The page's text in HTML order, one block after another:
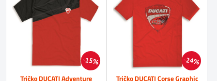
15%
Tričko DUCATI Adventure
24%
Tričko DUCATI Corse Graphic